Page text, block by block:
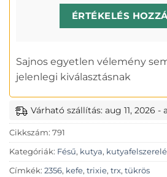
ÉRTÉKELÉS
Sajnos egyetlen vélemény
jelenlegi kiválasztásnak
Várható szállítás: aug 11, 2026 -
Cikkszám: 791
Kategóriák: Fésű, kutya,
Címkék: 2356, kefe, trixie, trx, tükrös